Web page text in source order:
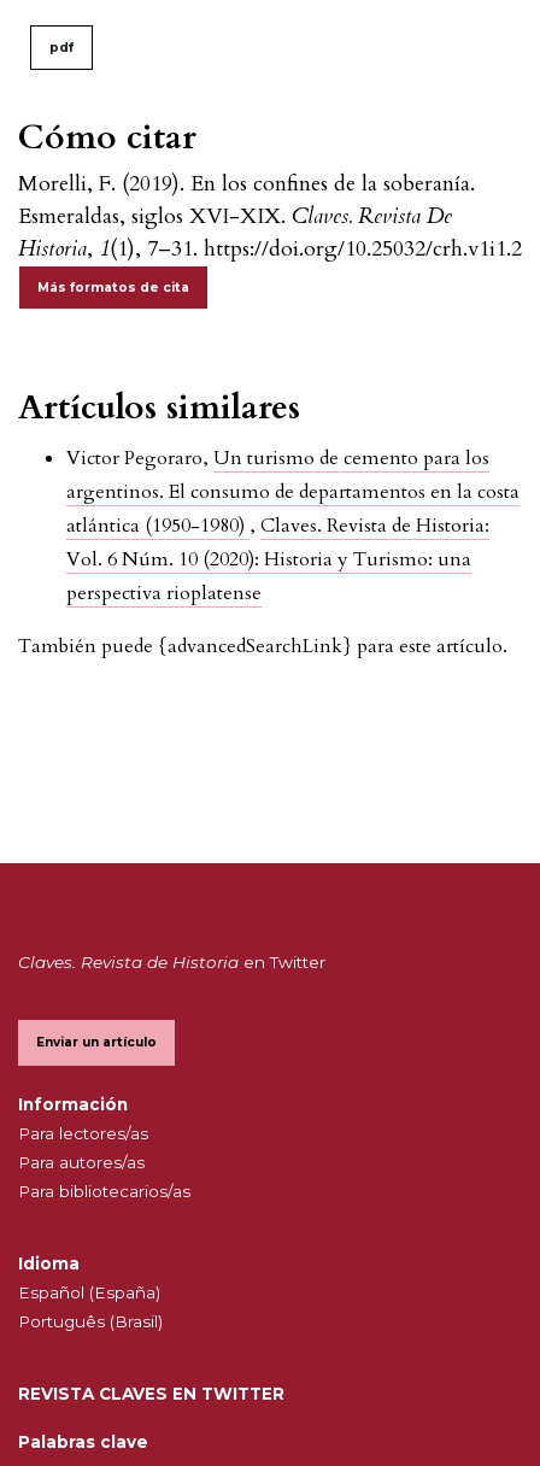
Cómo citar
Morelli, F. (2019). En los confines de la soberanía.
Esmeraldas, siglos XVI-XIX. Claves. Revista De
Historia, 1(1), 7–31. https://doi.org/10.25032/crh.v1i1.2
Más formatos de cita
pdf
Artículos similares
Victor Pegoraro, Un turismo de cemento para los
argentinos. El consumo de departamentos en la costa
atlántica (1950-1980) , Claves. Revista de Historia:
Vol. 6 Núm. 10 (2020): Historia y Turismo: una
perspectiva rioplatense
También puede {advancedSearchLink} para este artículo.
Claves. Revista de Historia en Twitter
Enviar un artículo
Información
Para lectores/as
Para autores/as
Para bibliotecarios/as
Idioma
Español (España)
Português (Brasil)
REVISTA CLAVES EN TWITTER
Palabras clave